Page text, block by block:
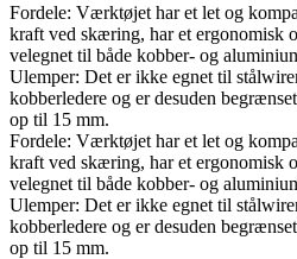
Fordele: Værktøjet har et let og
kraft ved skæring, har et ergonomisk
velegnet til både kobber- og
Ulemper: Det er ikke egnet til
kobberledere og er desuden
op til 15 mm.
Fordele: Værktøjet har et let og
kraft ved skæring, har et ergonomisk
velegnet til både kobber- og
Ulemper: Det er ikke egnet til
kobberledere og er desuden
op til 15 mm.